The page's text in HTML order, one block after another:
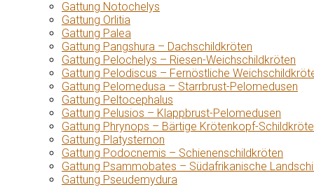
Gattung Notochelys
Gattung Orlitia
Gattung Palea
Gattung Pangshura – Dachschildkröten
Gattung Pelochelys – Riesen-Weichschildkröten
Gattung Pelodiscus – Fernöstliche
Gattung Pelomedusa – Starrbrust-Pelomedusen
Gattung Peltocephalus
Gattung Pelusios – Klappbrust-Pelomedusen
Gattung Phrynops – Bärtige Krötenkopf-
Gattung Platysternon
Gattung Podocnemis – Schienenschildkröten
Gattung Psammobates – Südafrikanische
Gattung Pseudemydura